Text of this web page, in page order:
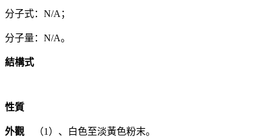
分子式：N/A；
分子量：N/A。
結構式
性質
外觀 （1）、白色至淡黃色粉末。